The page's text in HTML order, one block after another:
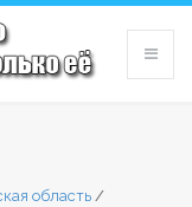
область /